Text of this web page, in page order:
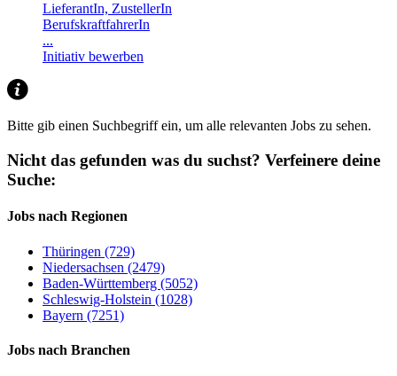
LieferantIn, ZustellerIn
BerufskraftfahrerIn
...
Initiativ bewerben
Bitte gib einen Suchbegriff ein, um alle relevanten Jobs zu sehen.
Nicht das gefunden was du suchst? Verfeinere deine
Suche:
Jobs nach Regionen
Thüringen (729)
Niedersachsen (2479)
Baden-Württemberg (5052)
Schleswig-Holstein (1028)
Bayern (7251)
Jobs nach Branchen